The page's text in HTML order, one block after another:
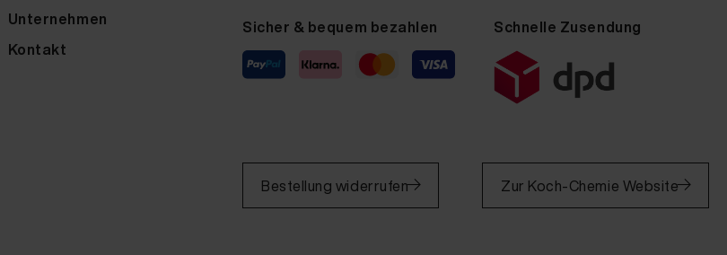
Unternehmen
Kontakt
Sicher & bequem bezahlen Schnelle Zusendung
Bestellung widerrufen Zur Koch-Chemie Website